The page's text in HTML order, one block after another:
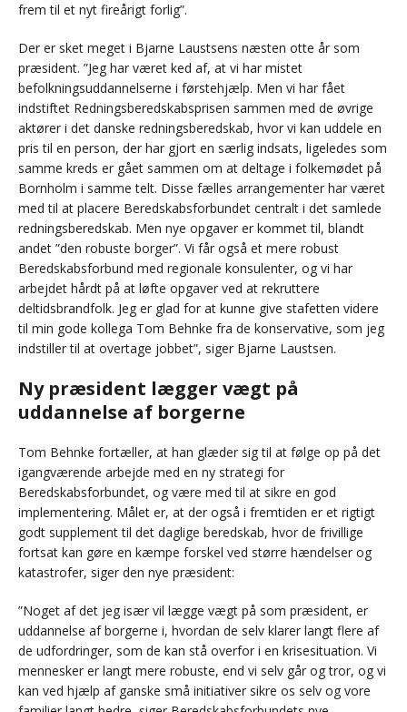
frem til et nyt fireårigt forlig”.
Der er sket meget i Bjarne Laustsens næsten otte år som
præsident. ”Jeg har været ked af, at vi har mistet
befolkningsuddannelserne i førstehjælp. Men vi har fået
indstiftet Redningsberedskabsprisen sammen med de øvrige
aktører i det danske redningsberedskab, hvor vi kan uddele en
pris til en person, der har gjort en særlig indsats, ligeledes som
samme kreds er gået sammen om at deltage i folkemødet på
Bornholm i samme telt. Disse fælles arrangementer har været
med til at placere Beredskabsforbundet centralt i det samlede
redningsberedskab. Men nye opgaver er kommet til, blandt
andet ”den robuste borger”. Vi får også et mere robust
Beredskabsforbund med regionale konsulenter, og vi har
arbejdet hårdt på at løfte opgaver ved at rekruttere
deltidsbrandfolk. Jeg er glad for at kunne give stafetten videre
til min gode kollega Tom Behnke fra de konservative, som jeg
indstiller til at overtage jobbet”, siger Bjarne Laustsen.
Ny præsident lægger vægt på
uddannelse af borgerne
Tom Behnke fortæller, at han glæder sig til at følge op på det
igangværende arbejde med en ny strategi for
Beredskabsforbundet, og være med til at sikre en god
implementering. Målet er, at der også i fremtiden er et rigtigt
godt supplement til det daglige beredskab, hvor de frivillige
fortsat kan gøre en kæmpe forskel ved større hændelser og
katastrofer, siger den nye præsident:
”Noget af det jeg især vil lægge vægt på som præsident, er
uddannelse af borgerne i, hvordan de selv klarer langt flere af
de udfordringer, som de kan stå overfor i en krisesituation. Vi
mennesker er langt mere robuste, end vi selv går og tror, og vi
kan ved hjælp af ganske små initiativer sikre os selv og vore